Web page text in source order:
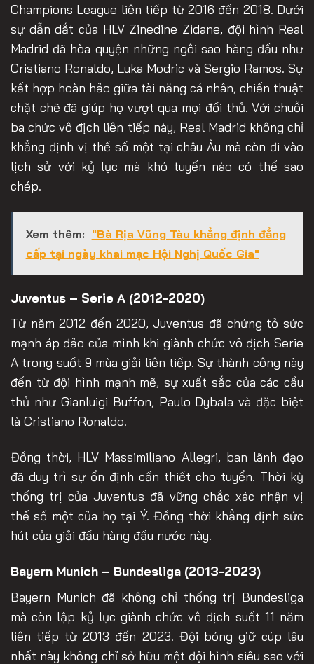
Champions League liên tiếp từ 2016 đến 2018. Dưới
sự dẫn dắt của HLV Zinedine Zidane, đội hình Real
Madrid đã hòa quyện những ngôi sao hàng đầu như
Cristiano Ronaldo, Luka Modric và Sergio Ramos. Sự
kết hợp hoàn hảo giữa tài năng cá nhân, chiến thuật
chặt chẽ đã giúp họ vượt qua mọi đối thủ. Với chuỗi
ba chức vô địch liên tiếp này, Real Madrid không chỉ
khẳng định vị thế số một tại châu Âu mà còn đi vào
lịch sử với kỷ lục mà khó tuyển nào có thể sao
chép.
Xem thêm: "Bà Rịa Vũng Tàu khẳng định đẳng
cấp tại ngày khai mạc Hội Nghị Quốc Gia"
Juventus – Serie A (2012-2020)
Từ năm 2012 đến 2020, Juventus đã chứng tỏ sức
mạnh áp đảo của mình khi giành chức vô địch Serie
A trong suốt 9 mùa giải liên tiếp. Sự thành công này
đến từ đội hình mạnh mẽ, sự xuất sắc của các cầu
thủ như Gianluigi Buffon, Paulo Dybala và đặc biệt
là Cristiano Ronaldo.
Đồng thời, HLV Massimiliano Allegri, ban lãnh đạo
đã duy trì sự ổn định cần thiết cho tuyển. Thời kỳ
thống trị của Juventus đã vững chắc xác nhận vị
thế số một của họ tại Ý. Đồng thời khẳng định sức
hút của giải đấu hàng đầu nước này.
Bayern Munich – Bundesliga (2013-2023)
Bayern Munich đã không chỉ thống trị Bundesliga
mà còn lập kỷ lục giành chức vô địch suốt 11 năm
liên tiếp từ 2013 đến 2023. Đội bóng giữ cúp lâu
nhất này không chỉ sở hữu một đội hình siêu sao với